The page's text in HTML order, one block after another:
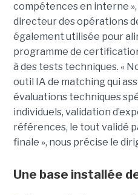
compétences en interne
directeur des opérations
également utilisée pour
programme de
à des tests techniques. «
outil IA de matching qui
évaluations techniques
individuels, validation
références, le tout validé
finale », nous précise le
Une base installée